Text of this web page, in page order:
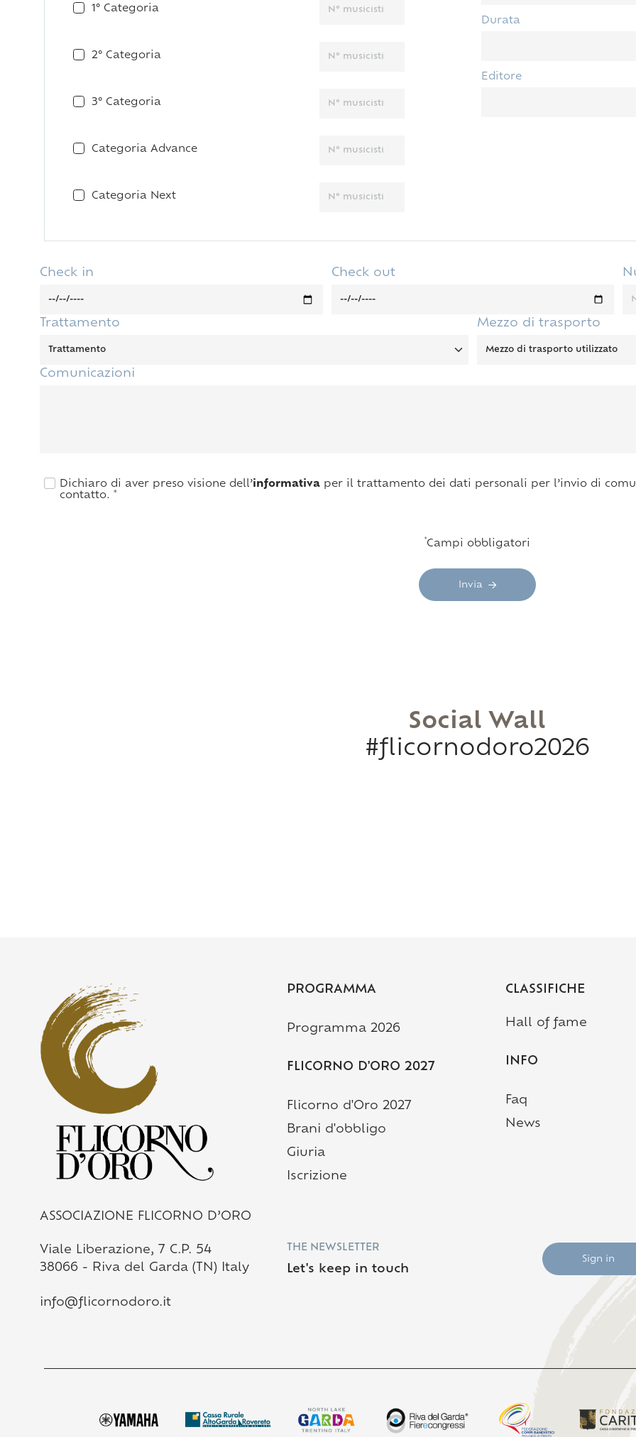
1° Categoria
2° Categoria
3° Categoria
Categoria Advance
Categoria Next
Durata
Editore
Check in Check out
Trattamento Mezzo di trasporto
Comunicazioni
Dichiaro di aver preso visione dell’informativaper il trattamento dei dati personali per l’invio di
contatto. *
*Campi obbligatori
Invia
Social Wall
#flicornodoro2026
ASSOCIAZIONE FLICORNO D’ORO
Viale Liberazione, 7 C.P. 54
38066 - Riva del Garda (TN) Italy
info@flicornodoro.it
PROGRAMMA
Programma 2026
FLICORNO D'ORO 2027
Flicorno d'Oro 2027
Brani d'obbligo
Giuria
Iscrizione
CLASSIFICHE
Hall of fame
INFO
Faq
News
THE NEWSLETTER
Let's keep in touch
Sign in